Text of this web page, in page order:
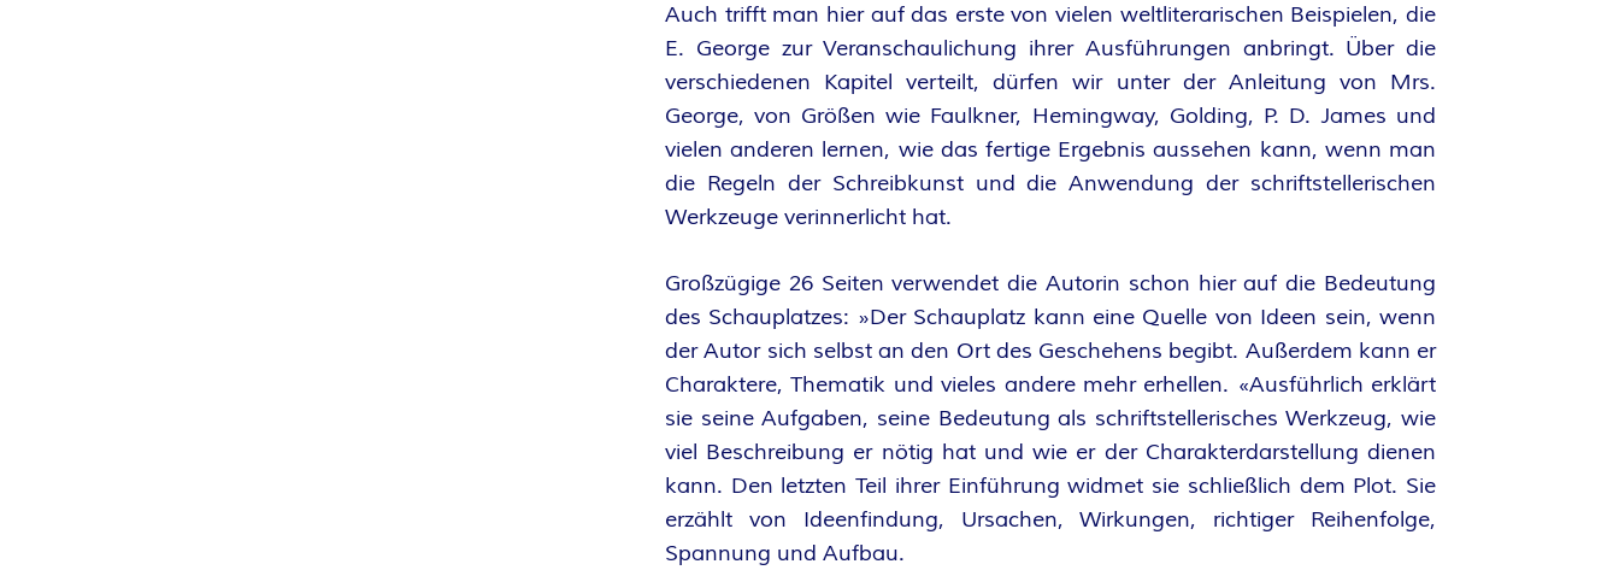
O
R
:
I
N
N
E
N
K
Auch trifft man hier auf das erste von vielen weltliterarischen Beispielen, die
E. George zur Veranschaulichung ihrer Ausführungen anbringt. Über die
verschiedenen Kapitel verteilt, dürfen wir unter der Anleitung von Mrs.
George, von Größen wie Faulkner, Hemingway, Golding, P. D. James und
vielen anderen lernen, wie das fertige Ergebnis aussehen kann, wenn man
die Regeln der Schreibkunst und die Anwendung der schriftstellerischen
Werkzeuge verinnerlicht hat.
Großzügige 26 Seiten verwendet die Autorin schon hier auf die Bedeutung
des Schauplatzes: »Der Schauplatz kann eine Quelle von Ideen sein, wenn
der Autor sich selbst an den Ort des Geschehens begibt. Außerdem kann er
Charaktere, Thematik und vieles andere mehr erhellen. «Ausführlich erklärt
sie seine Aufgaben, seine Bedeutung als schriftstellerisches Werkzeug, wie
viel Beschreibung er nötig hat und wie er der Charakterdarstellung dienen
kann. Den letzten Teil ihrer Einführung widmet sie schließlich dem Plot. Sie
erzählt von Ideenfindung, Ursachen, Wirkungen, richtiger Reihenfolge,
Spannung und Aufbau.